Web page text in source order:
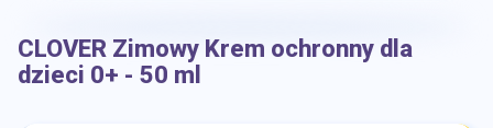
CLOVER Zimowy Krem ochronny dla
dzieci 0+ - 50 ml